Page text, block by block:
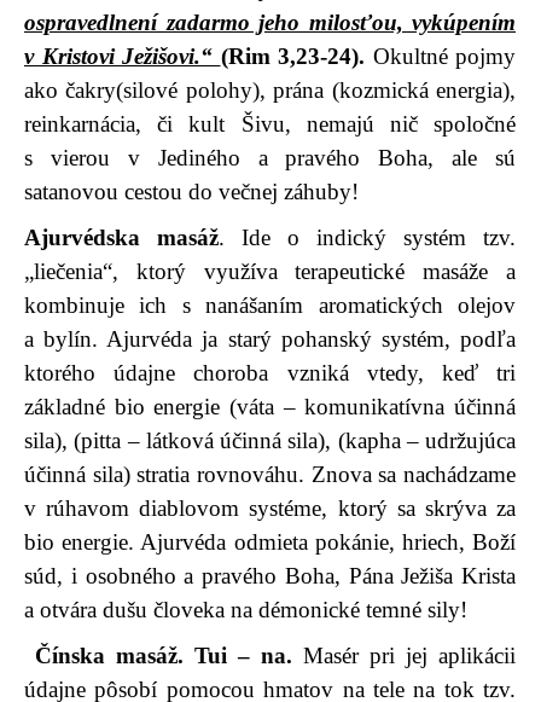
ospravedlnení zadarmo jeho milosťou, vykúpením
v Kristovi Ježišovi.“ (Rim 3,23-24). Okultné pojmy
ako čakry(silové polohy), prána (kozmická energia),
reinkarnácia, či kult Šivu, nemajú nič spoločné
s vierou v Jediného a pravého Boha, ale sú
satanovou cestou do večnej záhuby!
Ajurvédska masáž. Ide o indický systém tzv.
„liečenia“, ktorý využíva terapeutické masáže a
kombinuje ich s nanášaním aromatických olejov
a bylín. Ajurvéda ja starý pohanský systém, podľa
ktorého údajne choroba vzniká vtedy, keď tri
základné bio energie (váta – komunikatívna účinná
sila), (pitta – látková účinná sila), (kapha – udržujúca
účinná sila) stratia rovnováhu. Znova sa nachádzame
v rúhavom diablovom systéme, ktorý sa skrýva za
bio energie. Ajurvéda odmieta pokánie, hriech, Boží
súd, i osobného a pravého Boha, Pána Ježiša Krista
a otvára dušu človeka na démonické temné sily!
Čínska masáž. Tui – na. Masér pri jej aplikácii
údajne pôsobí pomocou hmatov na tele na tok tzv.